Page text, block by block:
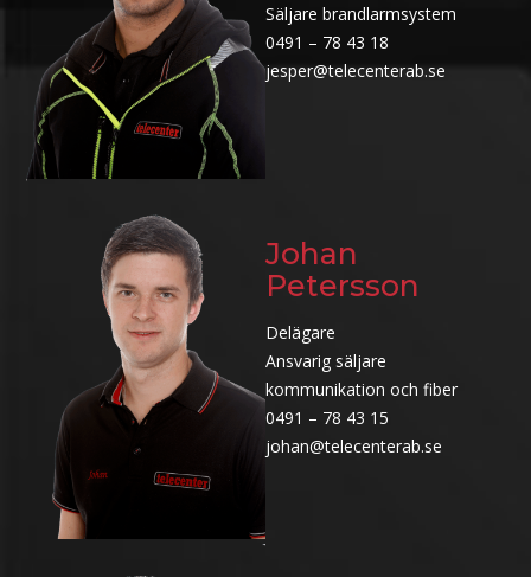
Säljare brandlarmsystem
0491 – 78 43 18
jesper@telecenterab.se
Johan
Petersson
Delägare
Ansvarig säljare
kommunikation och fiber
0491 – 78 43 15
johan@telecenterab.se